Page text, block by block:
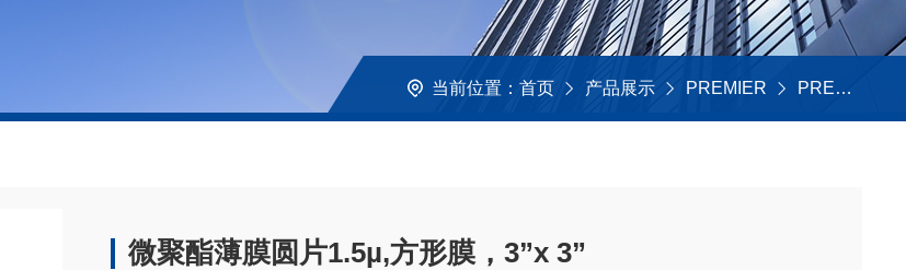
当前位置： 首页 产品展示 PREMIER PREMIER样品膜
微聚酯薄膜圆片1.5µ,方形膜，3”x 3”